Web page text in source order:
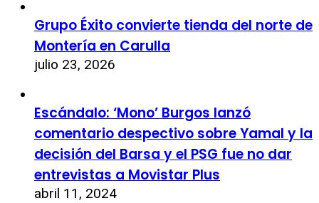
Grupo Éxito convierte tienda del norte de
Montería en Carulla
julio 23, 2026
Escándalo: ‘Mono’ Burgos lanzó
comentario despectivo sobre Yamal y la
decisión del Barsa y el PSG fue no dar
entrevistas a Movistar Plus
abril 11, 2024